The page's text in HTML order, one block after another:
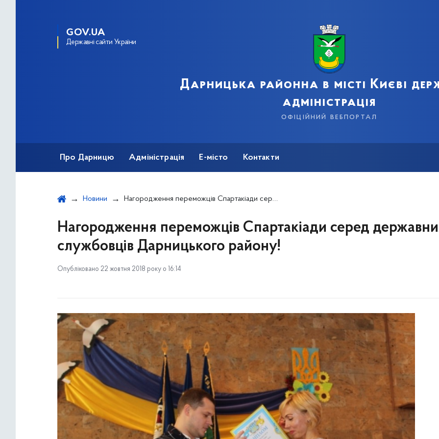
GOV.UA
Державні сайти України
Дарницька районна в місті Києві
адміністрація
офіційний вебпортал
Про Дарницю Адміністрація Е-місто Контакти
Новини Нагородження переможців Спартакіади серед державних службовців Дарницького району!
Нагородження переможців Спартакіади серед
службовців Дарницького району!
Опубліковано 22 жовтня 2018 року о 16:14